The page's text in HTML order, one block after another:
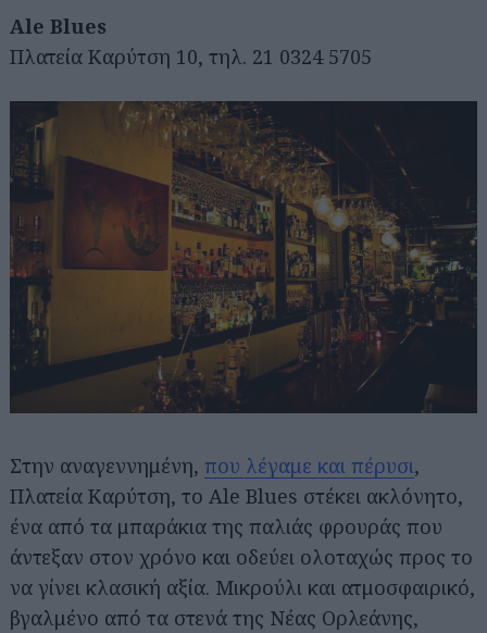
Ale Blues
Πλατεία Καρύτση 10, τηλ. 21 0324 5705
Στην αναγεννημένη, που λέγαμε και πέρυσι,
Πλατεία Καρύτση, το Ale Blues στέκει ακλόνητο,
ένα από τα μπαράκια της παλιάς φρουράς που
άντεξαν στον χρόνο και οδεύει ολοταχώς προς το
να γίνει κλασική αξία. Μικρούλι και ατμοσφαιρικό,
βγαλμένο από τα στενά της Νέας Ορλεάνης,